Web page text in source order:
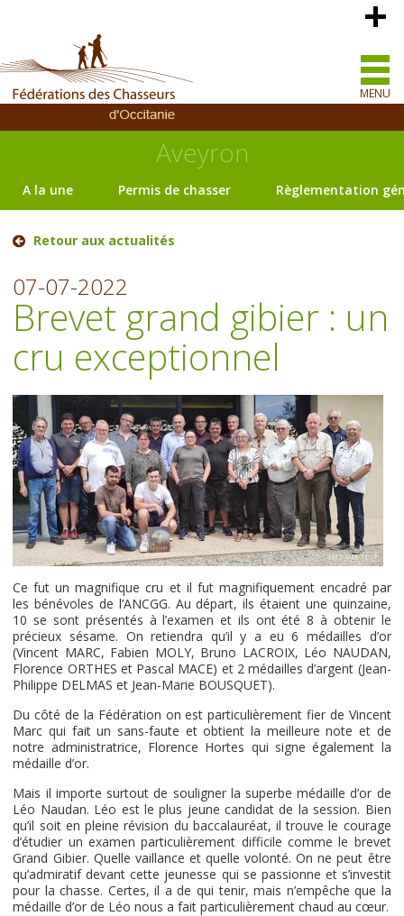
MENU
Aveyron
A la une Permis de chasser Règlementation
Retour aux actualités
07-07-2022
Brevet grand gibier : un
cru exceptionnel
Ce fut un magnifique cru et il fut magnifiquement encadré par
les bénévoles de l’ANCGG. Au départ, ils étaient une quinzaine,
10 se sont présentés à l’examen et ils ont été 8 à obtenir le
précieux sésame. On retiendra qu’il y a eu 6 médailles d’or
(Vincent MARC, Fabien MOLY, Bruno LACROIX, Léo NAUDAN,
Florence ORTHES et Pascal MACE) et 2 médailles d’argent (Jean-
Philippe DELMAS et Jean-Marie BOUSQUET).
Du côté de la Fédération on est particulièrement fier de Vincent
Marc qui fait un sans-faute et obtient la meilleure note et de
notre administratrice, Florence Hortes qui signe également la
médaille d’or.
Mais il importe surtout de souligner la superbe médaille d’or de
Léo Naudan. Léo est le plus jeune candidat de la session. Bien
qu’il soit en pleine révision du baccalauréat, il trouve le courage
d’étudier un examen particulièrement difficile comme le brevet
Grand Gibier. Quelle vaillance et quelle volonté. On ne peut être
qu’admiratif devant cette jeunesse qui se passionne et s’investit
pour la chasse. Certes, il a de qui tenir, mais n’empêche que la
médaille d’or de Léo nous a fait particulièrement chaud au cœur.